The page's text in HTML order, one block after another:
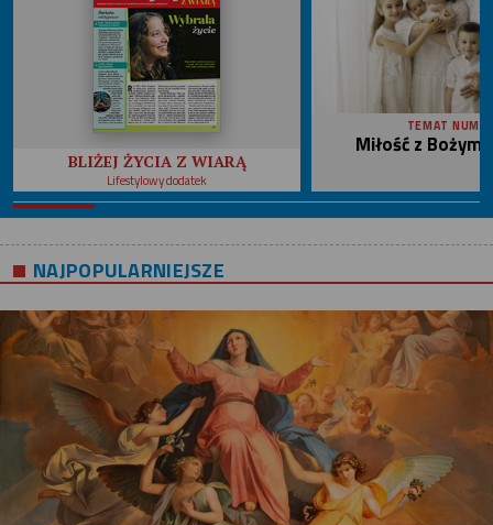
BLIŻEJ ŻYCIA Z WIARĄ
Lifestylowy dodatek
TEMAT
Miłość z
NAJPOPULARNIEJSZE